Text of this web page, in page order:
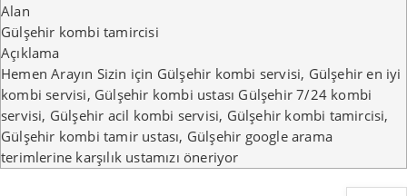
Alan
Gülşehir kombi tamircisi
Açıklama
Hemen Arayın Sizin için Gülşehir kombi servisi, Gülşehir en iyi
kombi servisi, Gülşehir kombi ustası Gülşehir 7/24 kombi
servisi, Gülşehir acil kombi servisi, Gülşehir kombi tamircisi,
Gülşehir kombi tamir ustası, Gülşehir google arama
terimlerine karşılık ustamızı öneriyor